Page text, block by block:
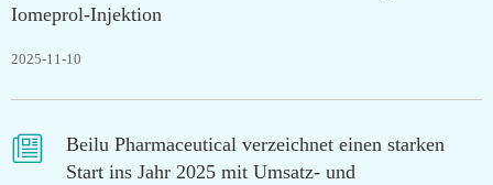
Iomeprol-Injektion
2025-11-10

Beilu Pharmaceutical verzeichnet einen starken
Start ins Jahr 2025 mit Umsatz- und